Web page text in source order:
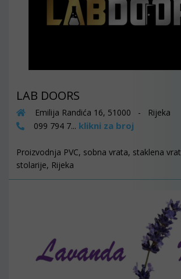
LAB DOORS
Emilija Randića 16, 51000 - Rijeka
099 794 7... klikni za broj
Proizvodnja PVC, sobna vrata, staklena
stolarije, Rijeka